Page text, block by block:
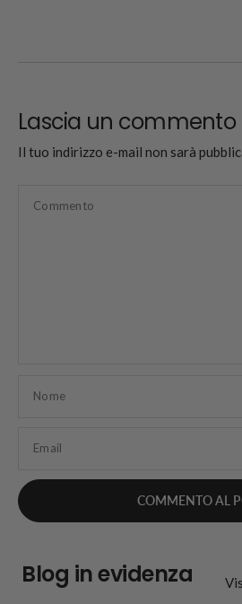
Lascia un commento
Il tuo indirizzo e-mail non sarà
Commento
Nome
Email
Blog in evidenza